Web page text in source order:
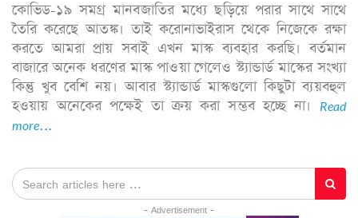
কোভিড-১৯ সমগ্র মানবজাতির মধ্যে ছড়িয়ে পরার সাথে সাথে
তৈরি করেছে আতঙ্ক। তাই করোনাভাইরাস থেকে নিজেকে রক্ষা
করতে আমরা প্রায় সবাই এখন মাস্ক ব্যবহার করছি। বর্তমান
বাজারে অনেক ধরণের মাস্ক পাওয়া গেলেও স্ট্যান্ডার্ড মাস্কের সংখ্যা
কিন্তু খুব বেশি নয়। আবার স্ট্যান্ডার্ড মাস্কগুলো কিছুটা ব্যয়বহুল
হওয়ায় অনেকের পক্ষেই তা ক্রয় করা সম্ভব হচ্ছে না। Read
more...
- Advertisement -